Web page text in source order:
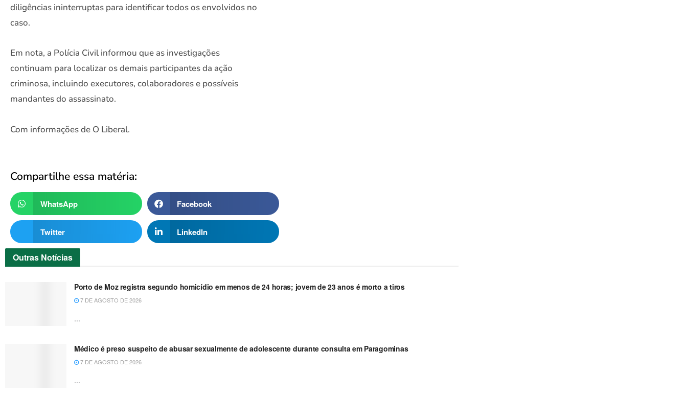
diligências ininterruptas para identificar todos os envolvidos no
caso.
Em nota, a Polícia Civil informou que as investigações
continuam para localizar os demais participantes da ação
criminosa, incluindo executores, colaboradores e possíveis
mandantes do assassinato.
Com informações de O Liberal.
Compartilhe essa matéria:
WhatsApp Facebook
Twitter LinkedIn
Outras Notícias
Porto de Moz registra segundo homicídio em menos de 24 horas; jovem de 23 anos é morto a tiros
7 DE AGOSTO DE 2026
...
Médico é preso suspeito de abusar sexualmente de adolescente durante consulta em Paragominas
7 DE AGOSTO DE 2026
...